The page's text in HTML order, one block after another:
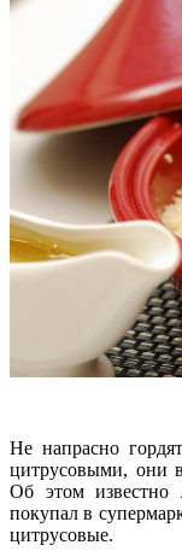
Не напрасно
цитрусовыми, они
Об этом известно
покупал в
цитрусовые.